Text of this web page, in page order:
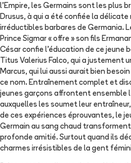
l'Empire, les Germains sont les plus
Drusus, à qui a été confiée la
irréductibles barbares de Germania.
Prince Sigmar « offre » son fils
César confie l'éducation de ce jeune
Titus Valerius Falco, qui a justement
Marcus, qui lui aussi aurait bien
ce nom. Entraînement complet et
jeunes garçons affrontent ensemble
auxquelles les soumet leur
de ces expériences éprouvantes, le
Germain au sang chaud
profonde amitié. Surtout quand ils
charmes irrésistibles de la gent